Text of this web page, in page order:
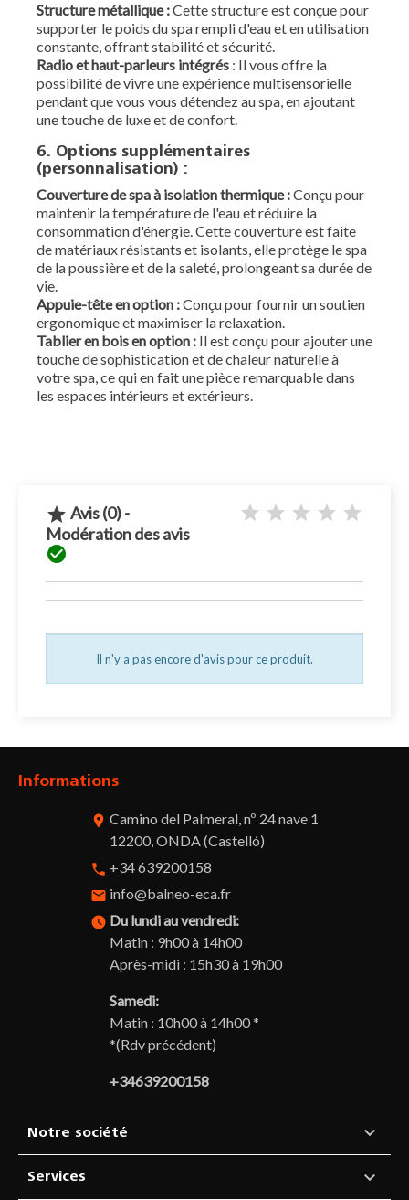
Structure métallique :Cette structure est conçue pour
supporter le poids du spa rempli d'eau et en utilisation
constante, offrant stabilité et sécurité.
Radio et haut-parleurs intégrés : Il vous offre la
possibilité de vivre une expérience multisensorielle
pendant que vous vous détendez au spa, en ajoutant
une touche de luxe et de confort.
6. Options supplémentaires
(personnalisation) :
Couverture de spa à isolation thermique :Conçu pour
maintenir la température de l'eau et réduire la
consommation d'énergie. Cette couverture est faite
de matériaux résistants et isolants, elle protège le spa
de la poussière et de la saleté, prolongeant sa durée de
vie.
Appuie-tête en option :Conçu pour fournir un soutien
ergonomique et maximiser la relaxation.
Tablier en bois en option : Il est conçu pour ajouter une
touche de sophistication et de chaleur naturelle à
votre spa, ce qui en fait une pièce remarquable dans
les espaces intérieurs et extérieurs.
 Avis (0) -
Modération des avis

Il n'y a pas encore d'avis pour ce produit.
Informations
room Camino del Palmeral, nº 24 nave 1
12200, ONDA (Castelló)
phone +34 639200158
email info@balneo-eca.fr
watch_later Du lundi au vendredi:
Matin : 9h00 à 14h00
Après-midi : 15h30 à 19h00
Samedi:
Matin : 10h00 à 14h00 *
*(Rdv précédent)
+34639200158
Notre société 
Services 